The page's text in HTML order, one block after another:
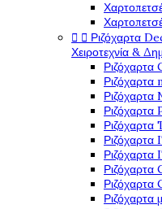
  Ριζόχαρτα
Χειροτεχνία &
Ριζόχαρτα
Ριζόχαρτα